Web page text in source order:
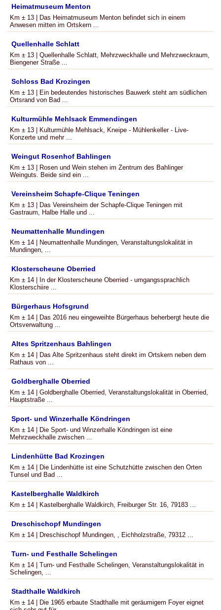
Heimatmuseum Menton
Km ± 13 | Das Heimatmuseum Menton befindet sich in einem
Anwesen mitten im Ortskern ...
Quellenhalle Schlatt
Km ± 13 | Quellenhalle Schlatt, Mehrzweckhalle und Mehrzweckraum,
Biengener Straße ...
Schloss Bad Krozingen
Km ± 13 | Ein bedeutendes historisches Bauwerk steht am südlichen
Ortsrand von Bad ...
Kulturmühle Mehlsack Emmendingen
Km ± 13 | Kulturmühle Mehlsack, Kneipe - Mühlenkeller - Live-
Konzerte und mehr ...
Weingut Rosenhof Bahlingen
Km ± 13 | Rosen und Wein stehen im Zentrum des Bahlinger
Weinguts. Beide sind ein ...
Vereinsheim Schapfe-Clique Teningen
Km ± 13 | Das Vereinsheim der Schapfe-Clique Teningen mit
Gastraum, Halbe Halle und ...
Neumattenhalle Mundingen
Km ± 14 | Neumattenhalle Mundingen, Veranstaltungslokalität in
Mundingen, ...
Klosterscheune Oberried
Km ± 14 | In der Klosterscheune Oberried - umgangssprachlich
Klosterschiire ...
Bürgerhaus Hofsgrund
Km ± 14 | Das 2016 neu eingeweihte Bürgerhaus beherbergt heute die
Ortsverwaltung ...
Altes Spritzenhaus Bahlingen
Km ± 14 | Das Alte Spritzenhaus steht direkt im Ortskern neben dem
Rathaus von ...
Goldberghalle Oberried
Km ± 14 | Goldberghalle Oberried, Veranstaltungslokalität in Oberried,
Hauptstraße ...
Sport- und Winzerhalle Köndringen
Km ± 14 | Die Sport- und Winzerhalle Köndringen ist eine
Mehrzweckhalle zwischen ...
Lindenhütte Bad Krozingen
Km ± 14 | Die Lindenhütte ist eine Schutzhütte zwischen den Orten
Tunsel und Bad ...
Kastelberghalle Waldkirch
Km ± 14 | Kastelberghalle Waldkirch, Freiburger Str. 16, 79183 ...
Dreschischopf Mundingen
Km ± 14 | Dreschischopf Mundingen, , Eichholzstraße, 79312 ...
Turn- und Festhalle Schelingen
Km ± 14 | Turn- und Festhalle Schelingen, Veranstaltungslokalität in
Schelingen, ...
Stadthalle Waldkirch
Km ± 14 | Die 1965 erbaute Stadthalle mit geräumigem Foyer eignet